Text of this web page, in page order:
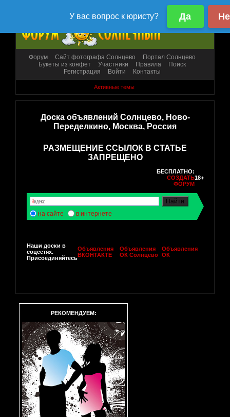
Форум Сайт фотографа Солнцево
Портал Солнцево
Букеты из конфет
Участники Правила
Поиск
Регистрация
Войти Контакты
Активные темы
Доска объявлений Солнцево, Ново-
Переделкино, Москва, Россия
РАЗМЕЩЕНИЕ ССЫЛОК В СТАТЬЕ
ЗАПРЕЩЕНО
БЕСПЛАТНО:
СОЗДАТЬ
ФОРУМ
18+
на сайте в интернете
Наши доски в
соцсетях.
Присоединяйтесь
Объявления
ВКОНТАКТЕ
Объявления
ОК Солнцево
Объявления
ОК
РЕКОМЕНДУЕМ: